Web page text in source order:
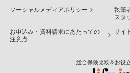
ソーシャルメディアポリシー
執筆
スタ
お申込み・資料請求にあたっての
注意点
サイ
総合保険比較＆お役